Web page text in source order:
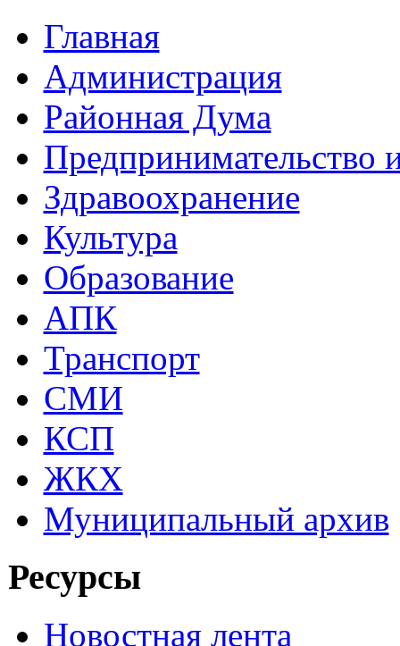
Главная
Администрация
Районная Дума
Предпринимательство
Здравоохранение
Культура
Образование
АПК
Транспорт
СМИ
КСП
ЖКХ
Муниципальный архив
Ресурсы
Новостная лента